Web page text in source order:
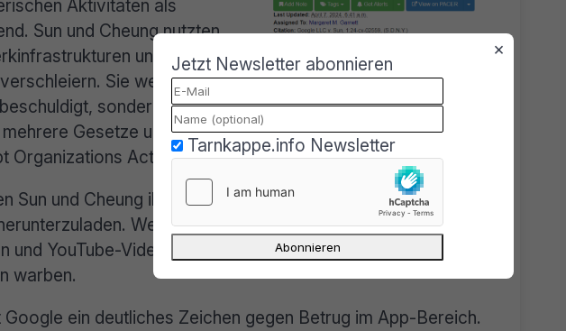
Aktivitäten als
Sun und Cheung nutzten
und Konten,
Sie werden
sondern auch
Gesetze und Richtlinien. Einschließlich des „Racketeer
Organizations Act“ ( RICO) und diverser Google-Richtlinien.
Sun und Cheung ihre Opfer über Google Voice dazu, ihre
Weitere Verbreitungsmethoden warenAffiliate-
und YouTube-Videos, die für die gefälschten
warben.
ein deutliches Zeichen gegen Betrug im App-Bereich.
×
Jetzt Newsletter abonnieren
Tarnkappe.info Newsletter